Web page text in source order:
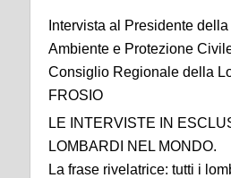
Intervista al Presidente
Ambiente e Protezione
Consiglio Regionale della
FROSIO
LE INTERVISTE IN
LOMBARDI NEL MONDO.
La frase rivelatrice: tutti i